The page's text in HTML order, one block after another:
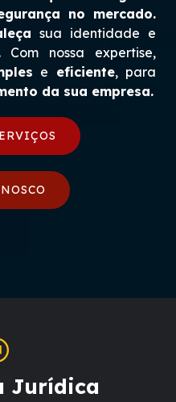
no mercado.
sua identidade e
Com nossa expertise,
e eficiente, para
da sua empresa.
Jurídica